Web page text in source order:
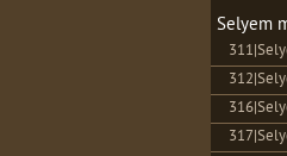
Selyem